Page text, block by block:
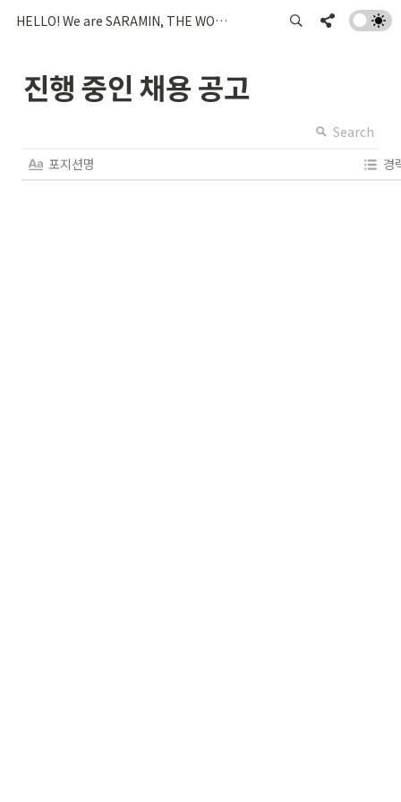
HELLO! We are SARAMIN, THE WORKVERSE!
진행 중인 채용 공고
Search
포지션명
경